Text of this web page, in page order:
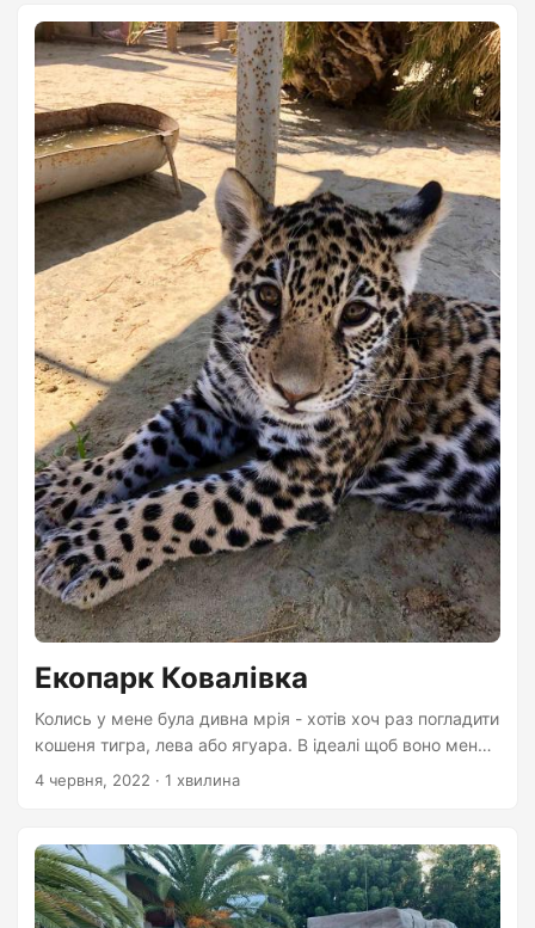
можуть виникнути в результаті розвитку біотехнологій,
штучного інтелекту, клітинної і генної терапії, технологій
шифрування та інших областей. Книга дуже цікаво
написана і здатна зацікавити широке коло читачів.
Автор чітко і зрозуміло викладає складні ідеї,
використовуючи багато прикладів та історичних
аналогій....
Екопарк Ковалівка
Колись у мене була дивна мрія - хотів хоч раз погладити
кошеня тигра, лева або ягуара. В ідеалі щоб воно мене
ще й вкусило 🙂 Не знаю звідки взялась ця мрія, але
Даша. Вони переселенки з Харькова які зараз живуть у
екопарку “Ковалівка”. Дуже милі, активні і справжні
майбутні ягуари. Наразі вони не дуже усвідомлюють,
4 червня, 2022 · 1 хвилина